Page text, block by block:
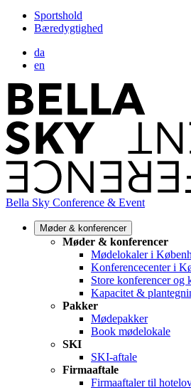
Sportshold
Bæredygtighed
da
en
Bella Sky Conference & Event
Møder & konferencer
Møder & konferencer
Mødelokaler i
Konferencecenter i
Store konferencer og
Kapacitet &
Pakker
Mødepakker
Book mødelokale
SKI
SKI-aftale
Firmaaftale
Firmaaftaler til